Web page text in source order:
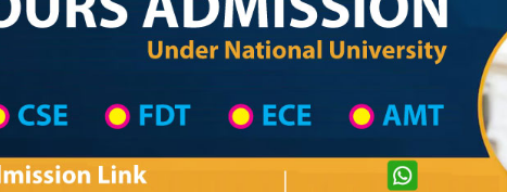
Private University Admission